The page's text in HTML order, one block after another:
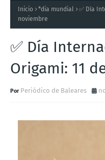
Inicio *dia mundial
✅ Día
noviembre
✅ Día
Origami: 11
Periódico de Baleares